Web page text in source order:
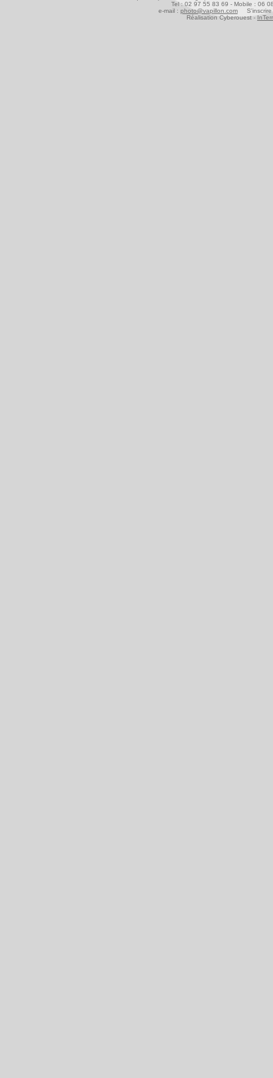
Tel : 02 97 55 83 69 - Mobile : 06
e-mail : photo@vapillon.com S'inscrire
Réalisation Cyberouest -